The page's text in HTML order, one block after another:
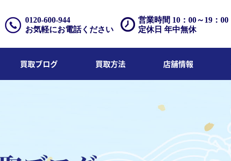
営業時間 10：00～19：00
定休日 年中無休
0120-600-944
お気軽にお電話ください
買取ブログ 買取方法 店舗情報